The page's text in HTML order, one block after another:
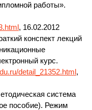
работы».
, 16.02.2012
конспект лекций
курс.
detail_21352.html,
система
пособие). Режим